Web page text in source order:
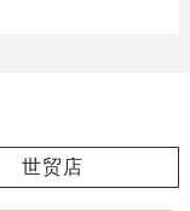
世贸店